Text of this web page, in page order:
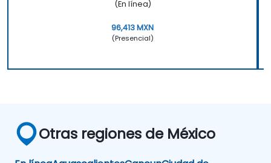
(En línea)
96,413 MXN
(Presencial)
Otras regiones de México